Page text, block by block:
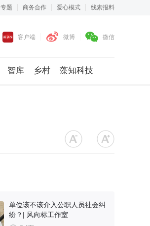
专题 商务合作 爱心模式 线索报料
客户端 微博 微信
智库 乡村 藻知科技
单位该不该介入公职人员社会纠
纷？| 风向标工作室